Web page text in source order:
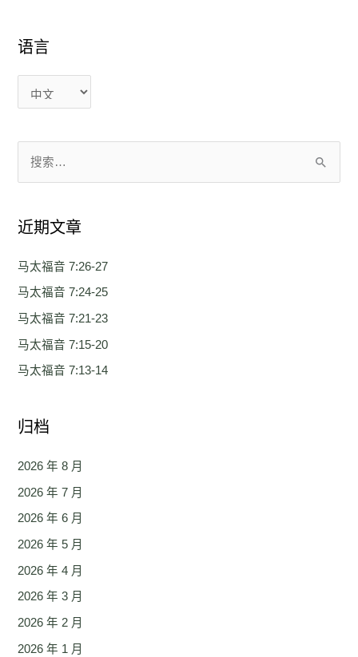
语言
语
近期文章
马太福音 7:26-27
马太福音 7:24-25
马太福音 7:21-23
马太福音 7:15-20
马太福音 7:13-14
归档
2026 年 8 月
2026 年 7 月
2026 年 6 月
2026 年 5 月
2026 年 4 月
2026 年 3 月
2026 年 2 月
2026 年 1 月
语